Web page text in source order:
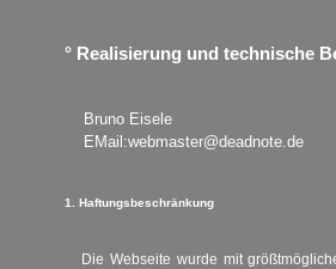
° Realisierung und technische
Bruno Eisele
EMail:webmaster@deadnote.de
1. Haftungsbeschränkung
Die Webseite wurde mit